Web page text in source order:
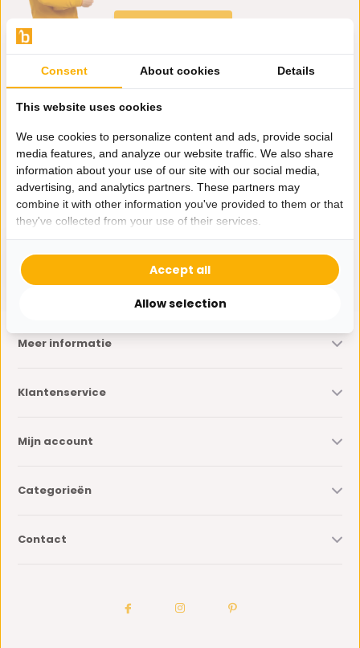
klantenservice@bazaaronline.nl
Ontvang de nieuwste aanbiedingen en promoties. We zullen
je niet spammen, beloofd.
* Lees hier de wettelijke beperkingen
Meer informatie
Klantenservice
Mijn account
Categorieën
Contact
Consent About cookies Details
This website uses cookies
We use cookies to personalize content and ads, provide social
media features, and analyze our website traffic. We also share
information about your use of our site with our social media,
advertising, and analytics partners. These partners may
combine it with other information you've provided to them or that
they've collected from your use of their services.
Allow selection
Accept all